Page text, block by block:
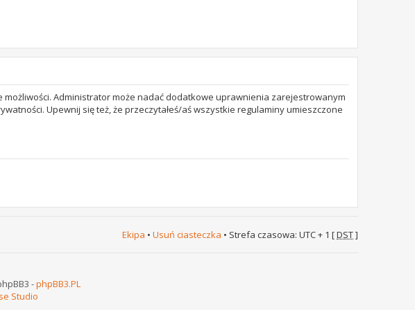
Administrator może nadać dodatkowe uprawnienia zarejestrowanym
Upewnij się też, że przeczytałeś/aś wszystkie regulaminy umieszczone
Ekipa • Usuń ciasteczka • Strefa czasowa: UTC + 1 [DST]
-phpBB3.PL
Studio